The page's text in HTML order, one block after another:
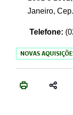
Janeiro,
Telefone:
NOVAS